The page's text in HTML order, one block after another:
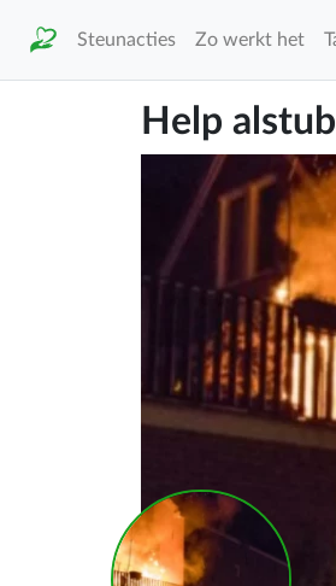
Steunacties Zo werkt het
Help